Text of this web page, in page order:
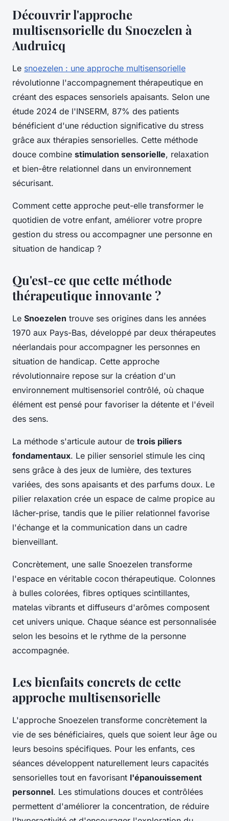
Découvrir l'approche
multisensorielle du Snoezelen à
Audruicq
Le snoezelen : une approche multisensorielle
révolutionne l'accompagnement thérapeutique en
créant des espaces sensoriels apaisants. Selon une
étude 2024 de l'INSERM, 87% des patients
bénéficient d'une réduction significative du stress
grâce aux thérapies sensorielles. Cette méthode
douce combine stimulation sensorielle, relaxation
et bien-être relationnel dans un environnement
sécurisant.
Comment cette approche peut-elle transformer le
quotidien de votre enfant, améliorer votre propre
gestion du stress ou accompagner une personne en
situation de handicap ?
Qu'est-ce que cette méthode
thérapeutique innovante ?
Le Snoezelen trouve ses origines dans les années
1970 aux Pays-Bas, développé par deux thérapeutes
néerlandais pour accompagner les personnes en
situation de handicap. Cette approche
révolutionnaire repose sur la création d'un
environnement multisensoriel contrôlé, où chaque
élément est pensé pour favoriser la détente et l'éveil
des sens.
La méthode s'articule autour de trois piliers
fondamentaux. Le pilier sensoriel stimule les cinq
sens grâce à des jeux de lumière, des textures
variées, des sons apaisants et des parfums doux. Le
pilier relaxation crée un espace de calme propice au
lâcher-prise, tandis que le pilier relationnel favorise
l'échange et la communication dans un cadre
bienveillant.
Concrètement, une salle Snoezelen transforme
l'espace en véritable cocon thérapeutique. Colonnes
à bulles colorées, fibres optiques scintillantes,
matelas vibrants et diffuseurs d'arômes composent
cet univers unique. Chaque séance est personnalisée
selon les besoins et le rythme de la personne
accompagnée.
Les bienfaits concrets de cette
approche multisensorielle
L'approche Snoezelen transforme concrètement la
vie de ses bénéficiaires, quels que soient leur âge ou
leurs besoins spécifiques. Pour les enfants, ces
séances développent naturellement leurs capacités
sensorielles tout en favorisant l'épanouissement
personnel. Les stimulations douces et contrôlées
permettent d'améliorer la concentration, de réduire